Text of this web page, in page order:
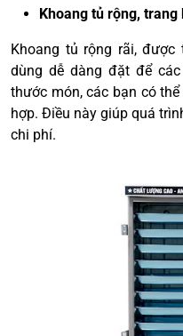
Khoang tủ rộng,
Khoang tủ rộng rãi,
dùng dễ dàng đặt để
thước món, các bạn có
hợp. Điều này giúp quá
chi phí.